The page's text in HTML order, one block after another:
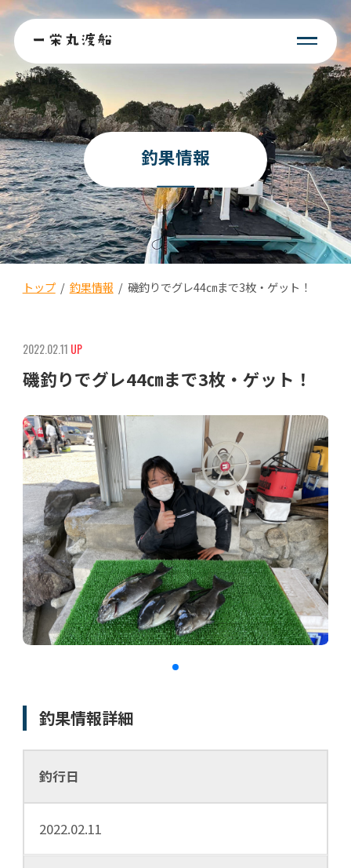
釣果情報
トップ/ 釣果情報 / 磯釣りでグレ44㎝まで3枚・ゲット！
2022.02.11 UP
磯釣りでグレ44㎝まで3枚・ゲット！
釣果情報詳細
釣行日
2022.02.11